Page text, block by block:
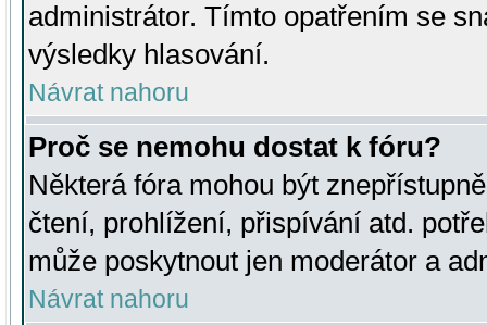
administrátor. Tímto opatřením se
výsledky hlasování.
Návrat nahoru
Proč se nemohu dostat k fóru?
Některá fóra mohou být
čtení, prohlížení, přispívání atd.
může poskytnout jen moderátor a
Návrat nahoru